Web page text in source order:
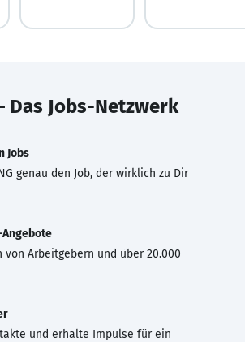
Das Jobs-Netzwerk
Jobs
genau den Job, der wirklich zu Dir
von Arbeitgebern und über 20.000
und erhalte Impulse für ein